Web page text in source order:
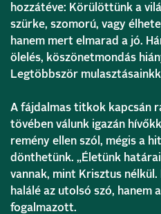
hozzátéve: Körülöttünk a
szürke, szomorú, vagy
hanem mert elmarad a jó.
ölelés, köszönetmondás
Legtöbbször
A fájdalmas titkok kapcsán
tövében válunk igazán
remény ellen szól, mégis a
dönthetünk. „Életünk
vannak, mint Krisztus nélkül.
halálé az utolsó szó, hanem
fogalmazott.